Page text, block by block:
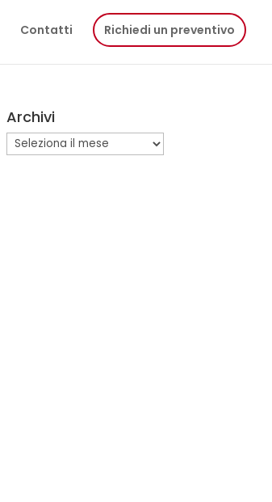
Contatti Richiedi un preventivo
Archivi
Archivi